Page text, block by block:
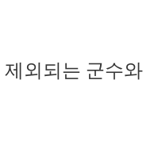
외되는 군수와